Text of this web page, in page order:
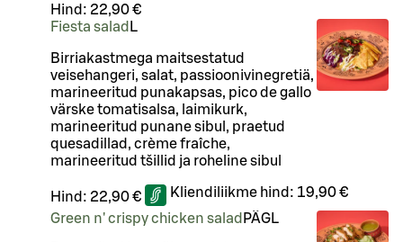
Hind: 22,90 €
Fiesta salad L
Birriakastmega maitsestatud
veisehangeri, salat, passioonivinegretiä,
marineeritud punakapsas, pico de gallo
värske tomatisalsa, laimikurk,
marineeritud punane sibul, praetud
quesadillad, crème fraîche,
marineeritud tšillid ja roheline sibul
Hind: 22,90 € Kliendiliikme hind: 19,90 €
Green n' crispy chicken salad PÄGL